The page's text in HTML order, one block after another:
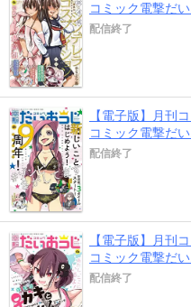
コミック電撃だ
配信終了
【電子版】月刊
コミック電撃だ
配信終了
【電子版】月刊
コミック電撃だ
配信終了